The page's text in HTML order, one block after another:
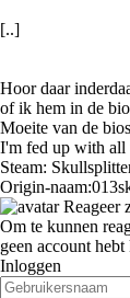
[..]
Hoor daar
of ik hem in de
Moeite van de
I'm fed up with
Steam:
Origin-
Reageer
Om te kunnen
geen account
Inloggen